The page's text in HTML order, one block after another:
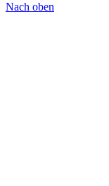
Nach oben